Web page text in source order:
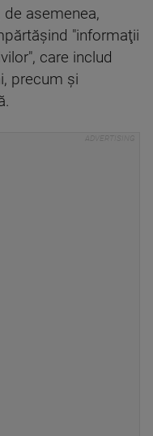
asemenea,
"informaţii
care includ
precum şi